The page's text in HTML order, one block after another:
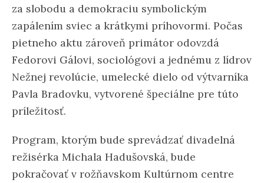
za slobodu a demokraciu symbolickým
zapálením sviec a krátkymi príhovormi. Počas
pietneho aktu zároveň primátor odovzdá
Fedorovi Gálovi, sociológovi a jednému z lídrov
Nežnej revolúcie, umelecké dielo od výtvarníka
Pavla Bradovku, vytvorené špeciálne pre túto
príležitosť.
Program, ktorým bude sprevádzať divadelná
režisérka Michala Hadušovská, bude
pokračovať v rožňavskom Kultúrnom centre